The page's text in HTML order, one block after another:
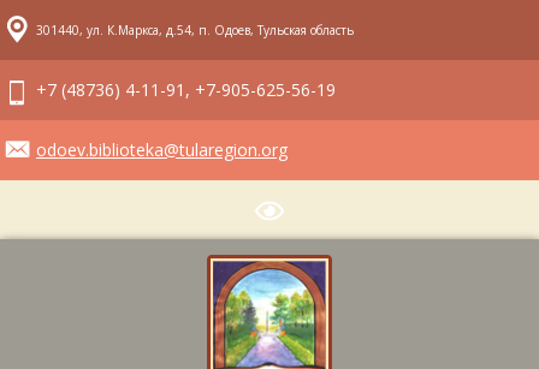
301440, ул. К.Маркса, д.54, п. Одоев, Тульская область
+7 (48736) 4-11-91, +7-905-625-56-19
odoev.biblioteka@tularegion.org